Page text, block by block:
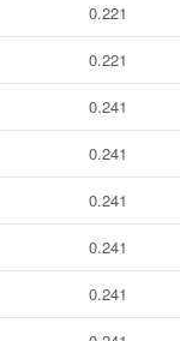
0.221
0.221
0.241
0.241
0.241
0.241
0.241